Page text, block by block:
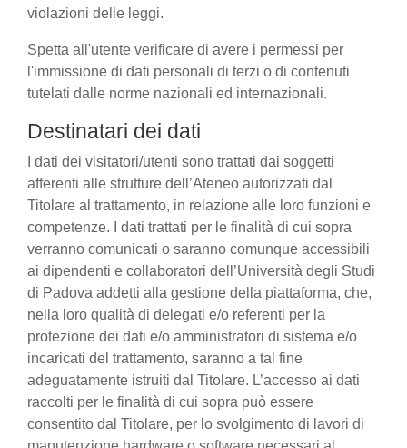
violazioni delle leggi.
Spetta all'utente verificare di avere i permessi per
l'immissione di dati personali di terzi o di contenuti
tutelati dalle norme nazionali ed internazionali.
Destinatari dei dati
I dati dei visitatori/utenti sono trattati dai soggetti
afferenti alle strutture dell’Ateneo autorizzati dal
Titolare al trattamento, in relazione alle loro funzioni e
competenze. I dati trattati per le finalità di cui sopra
verranno comunicati o saranno comunque accessibili
ai dipendenti e collaboratori dell’Università degli Studi
di Padova addetti alla gestione della piattaforma, che,
nella loro qualità di delegati e/o referenti per la
protezione dei dati e/o amministratori di sistema e/o
incaricati del trattamento, saranno a tal fine
adeguatamente istruiti dal Titolare. L’accesso ai dati
raccolti per le finalità di cui sopra può essere
consentito dal Titolare, per lo svolgimento di lavori di